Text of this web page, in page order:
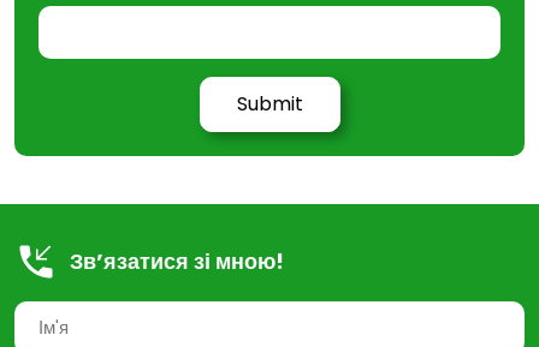
Зв’язатися зі мною!